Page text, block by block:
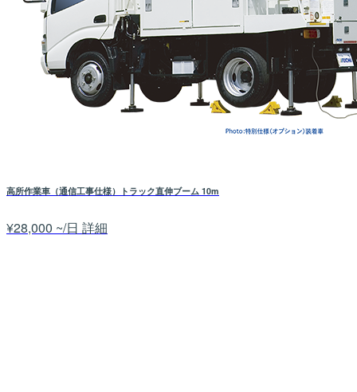
高所作業車（通信工事仕様）トラック直伸ブーム 10m
¥28,000 ~/日 詳細